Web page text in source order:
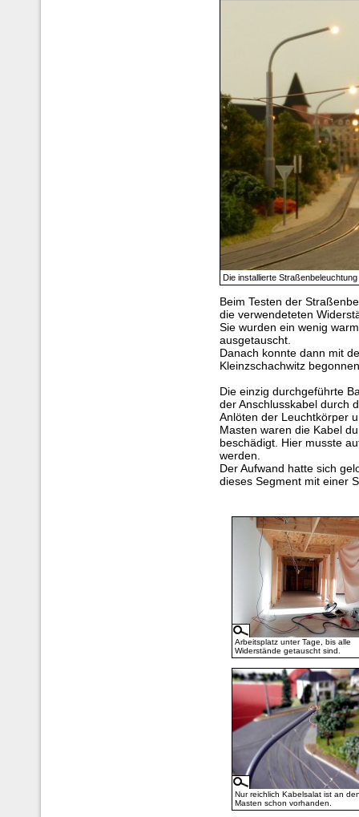
Die installierte
Beim Testen der
die verwendeteten
Sie wurden ein wenig
ausgetauscht.
Danach konnte dann mit
Kleinzschachwitz
Die einzig durchgeführte
der Anschlusskabel durch
Anlöten der Leuchtkörper
Masten waren die Kabel
beschädigt. Hier musste
werden.
Der Aufwand hatte sich
dieses Segment mit einer
Arbeitsplatz unter Tage, bis alle
Widerstände getauscht sind.
Nur reichlich Kabelsalat ist an
Masten schon vorhanden.